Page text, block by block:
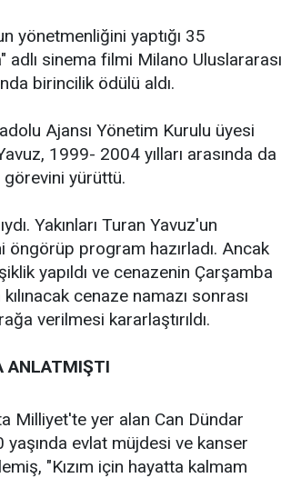
yönetmenliğini yaptığı 35
adlı sinema filmi Milano Uluslararası
birincilik ödülü aldı.
Ajansı Yönetim Kurulu üyesi
1999- 2004 yılları arasında da
görevini yürüttü.
Yakınları Turan Yavuz'un
program hazırladı. Ancak
yapıldı ve cenazenin Çarşamba
cenaze namazı sonrası
verilmesi kararlaştırıldı.
ANLATMIŞTI
Milliyet'te yer alan Can Dündar
yaşında evlat müjdesi ve kanser
"Kızım için hayatta kalmam